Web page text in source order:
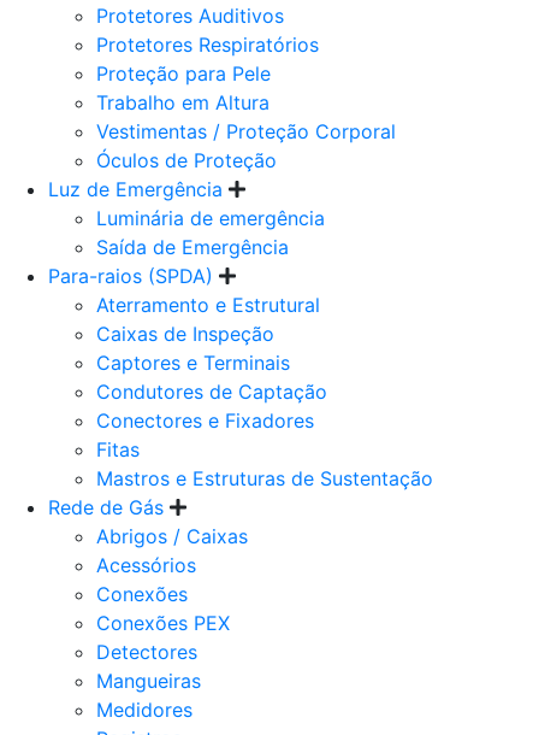
Protetores Auditivos
Protetores Respiratórios
Proteção para Pele
Trabalho em Altura
Vestimentas / Proteção Corporal
Óculos de Proteção
Luz de Emergência
Luminária de emergência
Saída de Emergência
Para-raios (SPDA)
Aterramento e Estrutural
Caixas de Inspeção
Captores e Terminais
Condutores de Captação
Conectores e Fixadores
Fitas
Mastros e Estruturas de Sustentação
Rede de Gás
Abrigos / Caixas
Acessórios
Conexões
Conexões PEX
Detectores
Mangueiras
Medidores